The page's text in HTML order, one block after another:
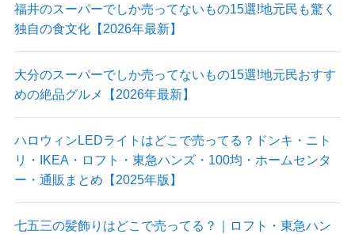
福井のスーパーでしか売ってないもの15選!地元民も驚く
独自の食文化【2026年最新】
大分のスーパーでしか売ってないもの15選!地元民おすす
めの絶品グルメ【2026年最新】
ハロウィンLEDライトはどこで売ってる？ドンキ・ニト
リ・IKEA・ロフト・東急ハンズ・100均・ホームセンタ
ー・通販まとめ【2025年版】
七五三の髪飾りはどこで売ってる？｜ロフト・東急ハン